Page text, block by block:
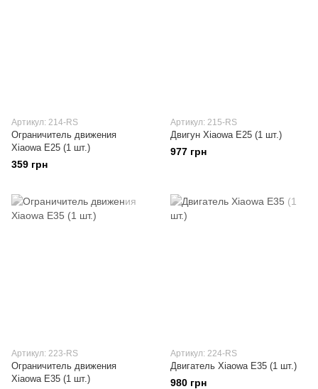
Артикул: 214-RS
Ограничитель движения
Xiaowa E25 (1 шт.)
359 грн
Артикул: 215-RS
Двигун Xiaowa E25 (1 шт.)
977 грн
Артикул: 223-RS
Ограничитель движения
Xiaowa E35 (1 шт.)
Артикул: 224-RS
Двигатель Xiaowa E35 (1 шт.)
980 грн